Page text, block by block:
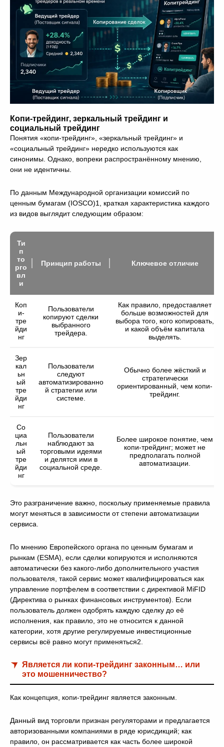
Копи-трейдинг, зеркальный трейдинг и
социальный трейдинг
Понятия «копи-трейдинг», «зеркальный трейдинг» и
«социальный трейдинг» нередко используются как
синонимы. Однако, вопреки распространённому мнению,
они не идентичны.
По данным Международной организации комиссий по
ценным бумагам (IOSCO)1, краткая характеристика каждого
из видов выглядит следующим образом:
Ти
п
то
рго
вл
и
Принцип работы Ключевое отличие
Коп
и-
тре
йди
нг
Пользователи
копируют сделки
выбранного
трейдера.
Как правило, предоставляет
больше возможностей для
выбора того, кого копировать,
и какой объём капитала
выделять.
Зер
кал
ьн
ый
тре
йди
нг
Пользователи
следуют
автоматизированно
й стратегии или
системе.
Обычно более жёсткий и
стратегически
ориентированный, чем копи-
трейдинг.
Со
циа
льн
ый
тре
йди
нг
Пользователи
наблюдают за
торговыми идеями
и делятся ими в
социальной среде.
Более широкое понятие, чем
копи-трейдинг; может не
предполагать полной
автоматизации.
Это разграничение важно, поскольку применяемые правила
могут меняться в зависимости от степени автоматизации
сервиса.
По мнению Европейского органа по ценным бумагам и
рынкам (ESMA), если сделки копируются и исполняются
автоматически без какого-либо дополнительного участия
пользователя, такой сервис может квалифицироваться как
управление портфелем в соответствии с директивой MiFID
(Директива о рынках финансовых инструментов). Если
пользователь должен одобрять каждую сделку до её
исполнения, как правило, это не относится к данной
категории, хотя другие регулируемые инвестиционные
сервисы всё равно могут применяться2.
Является ли копи-трейдинг законным… или
это мошенничество?
Как концепция, копи-трейдинг является законным.
Данный вид торговли признан регуляторами и предлагается
авторизованными компаниями в ряде юрисдикций; как
правило, он рассматривается как часть более широкой